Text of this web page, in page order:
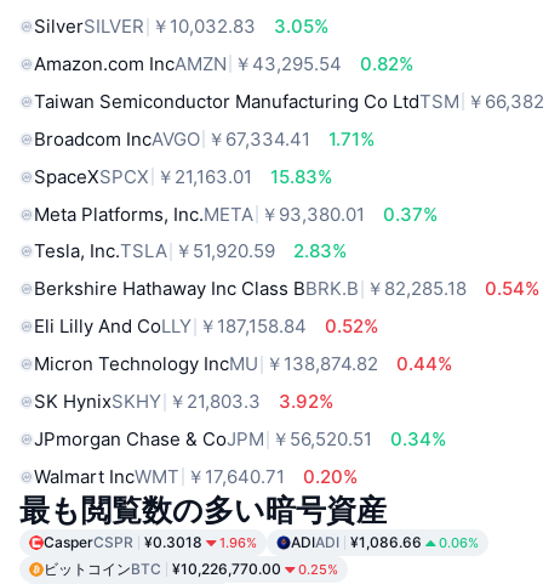
SilverSILVER ￥10,032.83
3.05%
Amazon.com IncAMZN ￥43,295.54
0.82%
Taiwan Semiconductor Manufacturing Co LtdTSM ￥
Broadcom IncAVGO ￥67,334.41
1.71%
SpaceXSPCX ￥21,163.01
15.83%
Meta Platforms, Inc.META ￥93,380.01
0.37%
Tesla, Inc.TSLA ￥51,920.59
2.83%
Berkshire Hathaway Inc Class BBRK.B ￥82,285.18
0.54%
Eli Lilly And CoLLY ￥187,158.84
0.52%
Micron Technology IncMU ￥138,874.82
0.44%
SK HynixSKHY ￥21,803.3
3.92%
JPmorgan Chase & CoJPM ￥56,520.51
0.34%
Walmart IncWMT ￥17,640.71 0.20%
最も閲覧数の多い暗号資産
CasperCSPR ¥0.3018 1.96% ADIADI ¥1,086.66 0.06%
ビットコインBTC ¥10,226,770.00 0.25%